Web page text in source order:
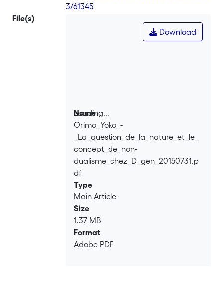
3/61345
File(s)
Loading...
Loading...
Download
Name
Orimo_Yoko_-
_La_question_de_la_nature_et_le_
concept_de_non-
dualisme_chez_D_gen_20150731.p
df
Type
Main Article
Size
1.37 MB
Format
Adobe PDF